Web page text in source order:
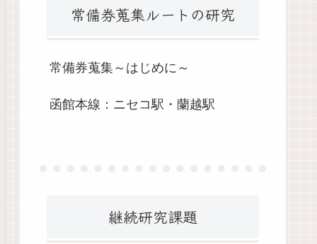
常備券蒐集ルートの研究
常備券蒐集～はじめに～
函館本線：ニセコ駅・蘭越駅
継続研究課題